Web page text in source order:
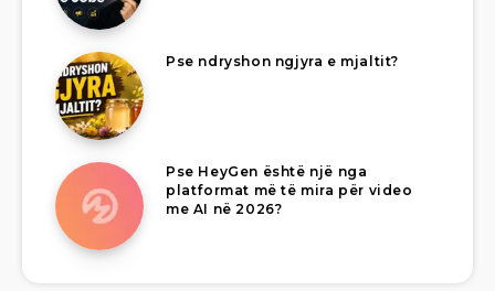
Pse ndryshon ngjyra e mjaltit?
Pse HeyGen është një nga
platformat më të mira për video
me AI në 2026?